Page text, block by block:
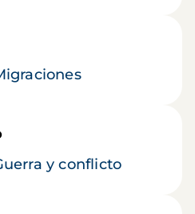
y conflicto